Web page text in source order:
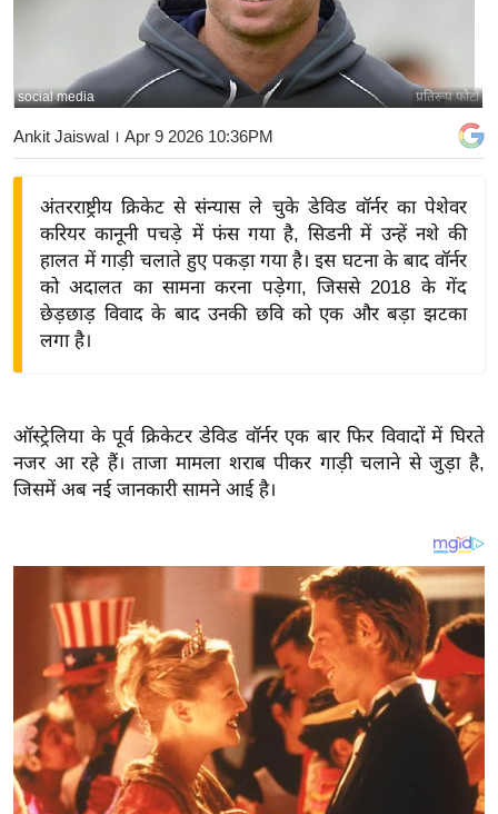
बि
ज़
ने
द्यो
शे
ष
ज्ञ
ल
क्रि
के
ट
प्रतिरूप फोटो
social media
Ankit Jaiswal । Apr 9 2026 10:36PM
अंतरराष्ट्रीय क्रिकेट से संन्यास ले चुके डेविड वॉर्नर का पेशेवर
करियर कानूनी पचड़े में फंस गया है, सिडनी में उन्हें नशे की
हालत में गाड़ी चलाते हुए पकड़ा गया है। इस घटना के बाद वॉर्नर
को अदालत का सामना करना पड़ेगा, जिससे 2018 के गेंद
छेड़छाड़ विवाद के बाद उनकी छवि को एक और बड़ा झटका
लगा है।
ऑस्ट्रेलिया के पूर्व क्रिकेटर डेविड वॉर्नर एक बार फिर विवादों में घिरते
नजर आ रहे हैं। ताजा मामला शराब पीकर गाड़ी चलाने से जुड़ा है,
जिसमें अब नई जानकारी सामने आई है।